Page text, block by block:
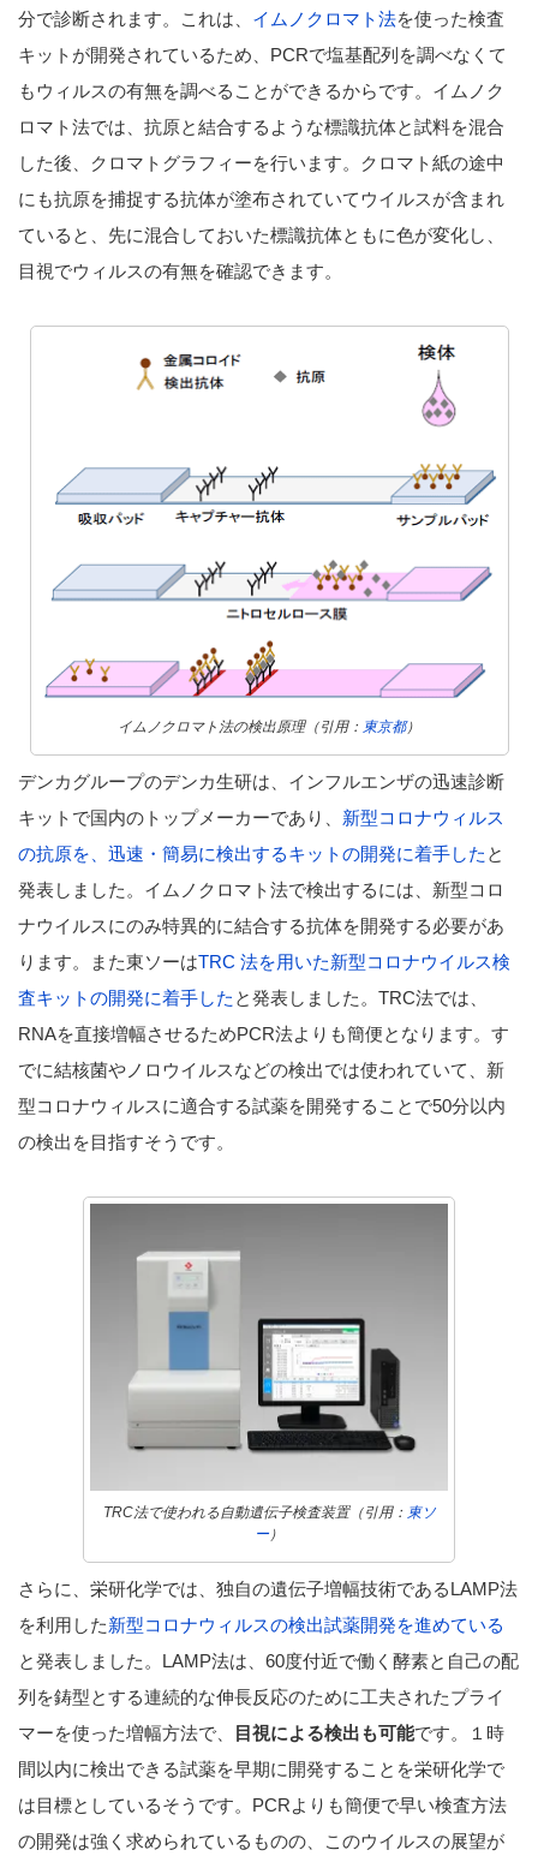
分で診断されます。これは、 イムノクロマト法を使った検査
キットが開発されているため、PCRで塩基配列を調べなくて
もウィルスの有無を調べることができるからです。イムノク
ロマト法では、抗原と結合するような標識抗体と試料を混合
した後、クロマトグラフィーを行います。クロマト紙の途中
にも抗原を捕捉する抗体が塗布されていてウイルスが含まれ
ていると、先に混合しておいた標識抗体ともに色が変化し、
目視でウィルスの有無を確認できます。
イムノクロマト法の検出原理（引用： 東京都）
デンカグループのデンカ生研は、インフルエンザの迅速診断
キットで国内のトップメーカーであり、 新型コロナウィルス
の抗原を、迅速・簡易に検出するキットの開発に着手した と
発表しました。イムノクロマト法で検出するには、新型コロ
ナウイルスにのみ特異的に結合する抗体を開発する必要があ
ります。また東ソーはTRC 法を用いた新型コロナウイルス検
査キットの開発に着手した と発表しました。TRC法では、
RNAを直接増幅させるためPCR法よりも簡便となります。す
でに結核菌やノロウイルスなどの検出では使われていて、新
型コロナウィルスに適合する試薬を開発することで50分以内
の検出を目指すそうです。
TRC法で使われる自動遺伝子検査装置（引用： 東ソ
ー ）
さらに、栄研化学では、独自の遺伝子増幅技術であるLAMP法
を利用した新型コロナウィルスの検出試薬開発を進めている
と発表しました。LAMP法は、60度付近で働く酵素と自己の配
列を鋳型とする連続的な伸長反応のために工夫されたプライ
マーを使った増幅方法で、
目視による検出も可能です。１時
間以内に検出できる試薬を早期に開発することを栄研化学で
は目標としているそうです。PCRよりも簡便で早い検査方法
の開発は強く求められているものの、このウイルスの展望が